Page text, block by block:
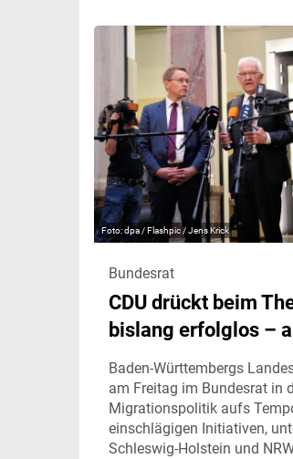
dpa / Flashpic / Jens Krick
Bundesrat
CDU drückt beim
bislang erfolglos –
Baden-Württembergs
am Freitag im Bundesrat in
Migrationspolitik aufs
einschlägigen Initiativen,
Schleswig-Holstein und